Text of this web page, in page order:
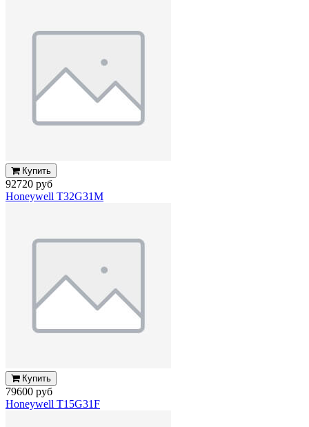
Купить
92720 руб
Honeywell T32G31M
Купить
79600 руб
Honeywell T15G31F